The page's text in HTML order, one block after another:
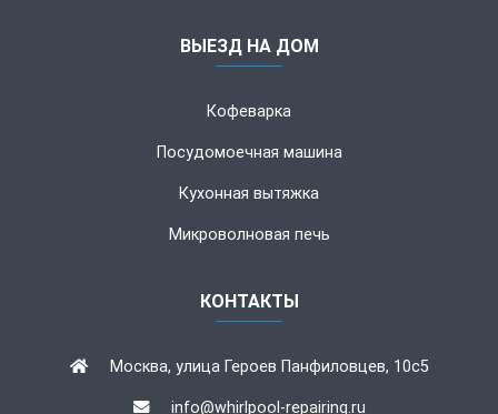
ВЫЕЗД НА ДОМ
Кофеварка
Посудомоечная машина
Кухонная вытяжка
Микроволновая печь
КОНТАКТЫ
Москва, улица Героев Панфиловцев, 10с5
info@whirlpool-repairing.ru